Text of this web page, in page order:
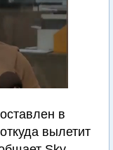
в
вылетит